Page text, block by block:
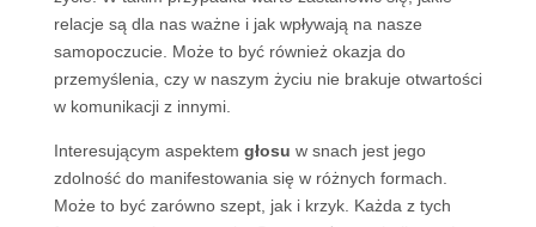
relacje są dla nas ważne i jak wpływają na nasze
samopoczucie. Może to być również okazja do
przemyślenia, czy w naszym życiu nie brakuje otwartości
w komunikacji z innymi.
Interesującym aspektem głosu w snach jest jego
zdolność do manifestowania się w różnych formach.
Może to być zarówno szept, jak i krzyk. Każda z tych